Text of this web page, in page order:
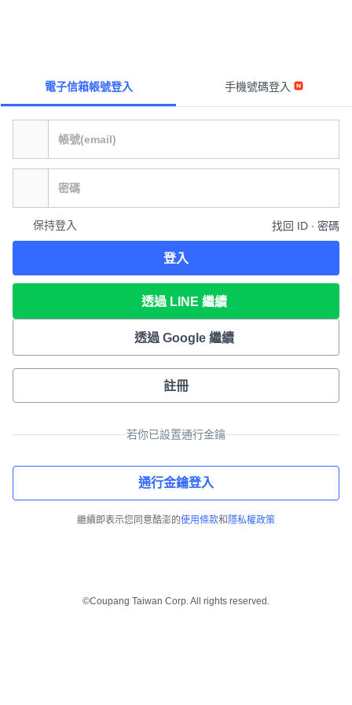
電子信箱帳號登入 手機號碼登入
保持登入 找回 ID ∙ 密碼
登入
透過 LINE 繼續
透過 Google 繼續
註冊
若你已設置通行金鑰
通行金鑰登入
繼續即表示您同意酷澎的使用條款和 隱私權政策
©Coupang Taiwan Corp. All rights reserved.